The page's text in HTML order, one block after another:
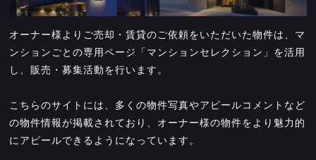
オーナー様よりご売却・賃貸のご依頼をいただいた物件は、マ
ンションごとの専用ページ「マンションセレクション」を活用
し、販売・募集活動を行います。
こちらのサイトには、多くの物件写真やアピールコメントなど
の物件情報が掲載されており、オーナー様の物件をより魅力的
にアピールできるようになっています。